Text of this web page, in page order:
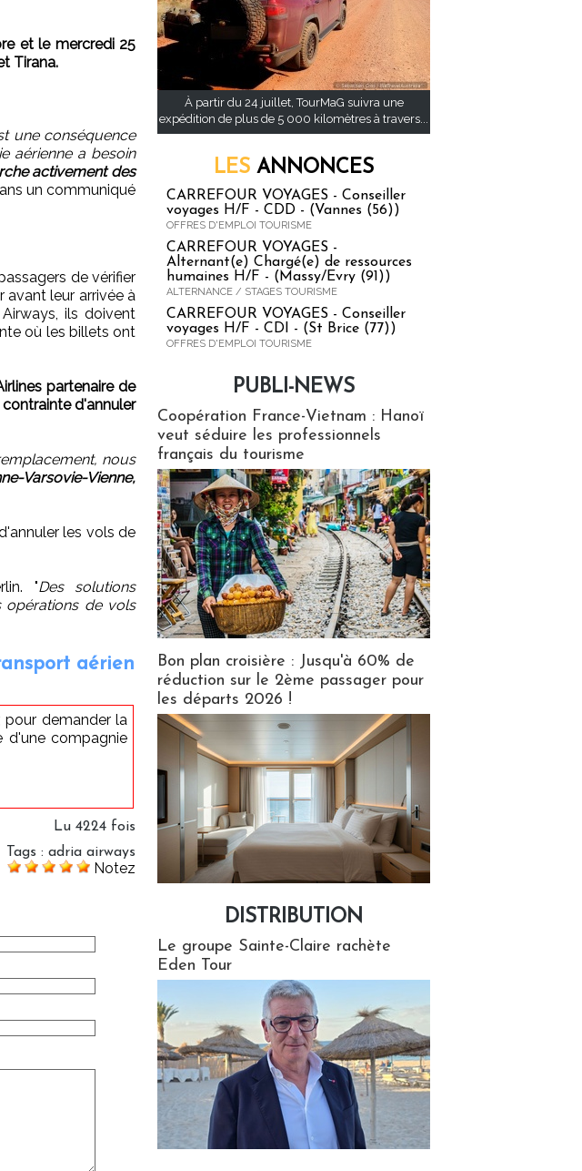
et le mercredi 25
Tirana.
une conséquence
aérienne a besoin
activement des
un communiqué
de vérifier
avant leur arrivée à
ils doivent
où les billets ont
partenaire de
d'annuler
nous
Varsovie-Vienne,
les vols de
"Des solutions
opérations de vols
aérien
pour demander la
d'une compagnie
Lu 4224 fois
Tags : adria airways
Notez
À partir du 24 juillet, TourMaG suivra une
expédition de plus de 5 000 kilomètres à travers...
LES ANNONCES
CARREFOUR VOYAGES - Conseiller
voyages H/F - CDD - (Vannes (56))
OFFRES D'EMPLOI TOURISME
CARREFOUR VOYAGES -
Alternant(e) Chargé(e) de ressources
humaines H/F - (Massy/Evry (91))
ALTERNANCE / STAGES TOURISME
CARREFOUR VOYAGES - Conseiller
voyages H/F - CDI - (St Brice (77))
OFFRES D'EMPLOI TOURISME
PUBLI-NEWS
Coopération France-Vietnam : Hanoï
veut séduire les professionnels
français du tourisme
Bon plan croisière : Jusqu'à 60% de
réduction sur le 2ème passager pour
les départs 2026 !
DISTRIBUTION
Le groupe Sainte-Claire rachète
Eden Tour